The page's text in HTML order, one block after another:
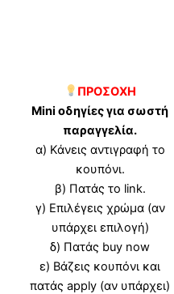
ΠΡΟΣΟΧΗ
Mini οδηγίες για σωστή
παραγγελία.
α) Κάνεις αντιγραφή το
κουπόνι.
β) Πατάς το link.
γ) Επιλέγεις χρώμα (αν
υπάρχει επιλογή)
δ) Πατάς buy now
ε) Βάζεις κουπόνι και
πατάς apply (αν υπάρχει)